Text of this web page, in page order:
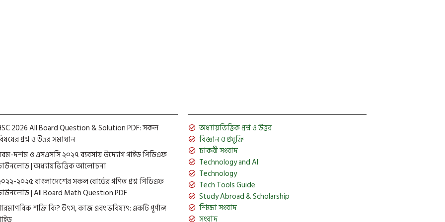
2026 All Board Question & Solution PDF: সকল
প্রশ্ন ও উত্তর সমাধান
দশম ও এসএসসি ২০২৭ ব্যবসায় উদ্যোগ গাইড পিডিএফ
| অধ্যায়ভিত্তিক আলোচনা
২০২৫ বাংলাদেশের সকল বোর্ডের গণিত প্রশ্ন পিডিএফ
| All Board Math Question PDF
শক্তি কি? উৎস, কাজ এবং ভবিষ্যৎ: একটি পূর্ণাঙ্গ
অধ্যায়ভিত্তিক প্রশ্ন ও উত্তর
বিজ্ঞান ও প্রযুক্তি
চাকরী সংবাদ
Technology and AI
Technology
Tech Tools Guide
Study Abroad & Scholarship
শিক্ষা সংবাদ
সংবাদ